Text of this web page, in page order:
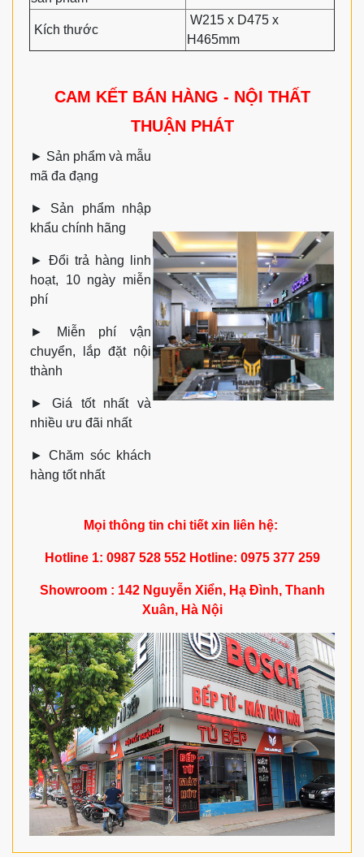
Kích thước
W215 x D475 x
H465mm
CAM KẾT BÁN HÀNG - NỘI THẤT
THUẬN PHÁT
► Sản phẩm và mẫu
mã đa đạng
► Sản phẩm nhập
khẩu chính hãng
► Đổi trả hàng linh
hoạt, 10 ngày miễn
phí
►
Miễn phí vận
chuyển, lắp đặt nội
thành
► Giá tốt nhất và
nhiều ưu đãi nhất
►Chăm sóc khách
hàng tốt nhất
Mọi thông tin chi tiết xin liên hệ:
Hotline 1: 0987 528 552 Hotline: 0975 377 259
Showroom : 142 Nguyễn Xiển, Hạ Đình, Thanh
Xuân, Hà Nội